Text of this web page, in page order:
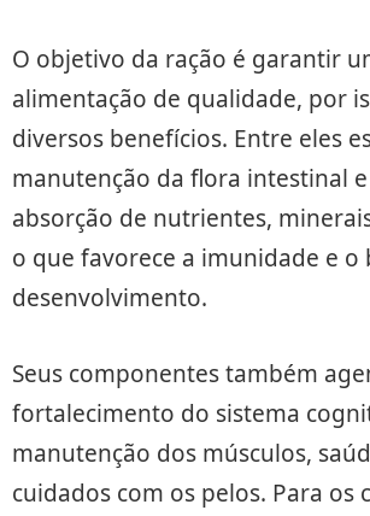
O objetivo da ração é garantir
alimentação de qualidade, por
diversos benefícios. Entre eles
manutenção da flora intestinal
absorção de nutrientes,
o que favorece a imunidade e o
desenvolvimento.
Seus componentes também
fortalecimento do sistema
manutenção dos músculos,
cuidados com os pelos. Para os